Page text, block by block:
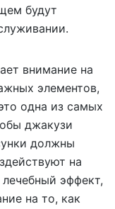
будут
внимание на
элементов,
одна из самых
джакузи
должны
на
эффект,
на то, как